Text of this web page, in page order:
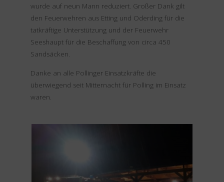
wurde auf neun Mann reduziert. Großer Dank gilt
den Feuerwehren aus Etting und Oderding für die
tatkräftige Unterstützung und der Feuerwehr
Seeshaupt für die Beschaffung von circa 450
Sandsäcken.
Danke an alle Pollinger Einsatzkräfte die
überwiegend seit Mitternacht für Polling im Einsatz
waren.